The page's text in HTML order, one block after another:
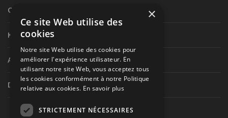
Circuit routier canadien
Karting
Autres séries nationales
Divers
×
Ce site Web utilise des
cookies
Notre site Web utilise des cookies pour
améliorer l'expérience utilisateur. En
utilisant notre site Web, vous acceptez tous
les cookies conformément à notre Politique
relative aux cookies. En savoir plus
STRICTEMENT NÉCESSAIRES